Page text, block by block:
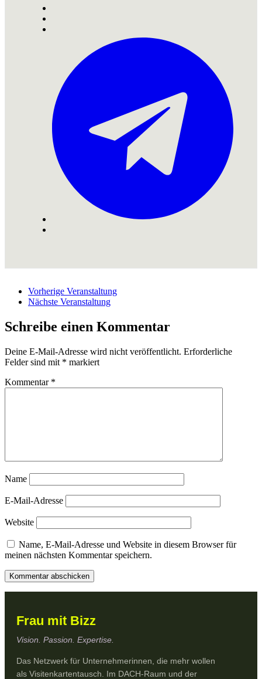
Vorherige Veranstaltung
Nächste Veranstaltung
Schreibe einen Kommentar
Deine E-Mail-Adresse wird nicht veröffentlicht. Erforderliche
Felder sind mit * markiert
Kommentar *
Name
E-Mail-Adresse
Website
Name, E-Mail-Adresse und Website in diesem Browser für
meinen nächsten Kommentar speichern.
Frau mit Bizz
Vision. Passion. Expertise.
Das Netzwerk für Unternehmerinnen, die mehr wollen
als Visitenkartentausch. Im DACH-Raum und der